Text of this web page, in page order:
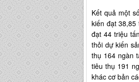
Kết quả một
kiến đạt 38,85
đạt 44 triệu
thỏi dự kiến
thụ 164 ngàn
tiêu thụ 191
khác cơ bản